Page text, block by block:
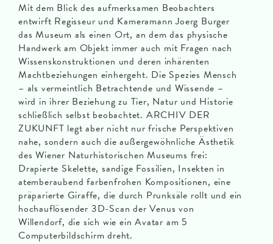
Mit dem Blick des aufmerksamen Beobachters
entwirft Regisseur und Kameramann Joerg Burger
das Museum als einen Ort, an dem das physische
Handwerk am Objekt immer auch mit Fragen nach
Wissenskonstruktionen und deren inhärenten
Machtbeziehungen einhergeht. Die Spezies Mensch
– als vermeintlich Betrachtende und Wissende –
wird in ihrer Beziehung zu Tier, Natur und Historie
schließlich selbst beobachtet. ARCHIV DER
ZUKUNFT legt aber nicht nur frische Perspektiven
nahe, sondern auch die außergewöhnliche Ästhetik
des Wiener Naturhistorischen Museums frei:
Drapierte Skelette, sandige Fossilien, Insekten in
atemberaubend farbenfrohen Kompositionen, eine
präparierte Giraffe, die durch Prunksäle rollt und ein
hochauflösender 3D-Scan der Venus von
Willendorf, die sich wie ein Avatar am 5
Computerbildschirm dreht.